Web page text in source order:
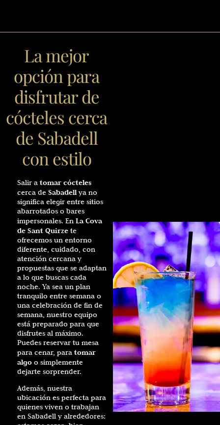
La mejor
opción para
disfrutar de
cócteles cerca
de Sabadell
con estilo
Salir a tomar cócteles
cerca de Sabadellya no
significa elegir entre sitios
abarrotados o bares
impersonales. En La Cova
de Sant Quirze te
ofrecemos un entorno
diferente, cuidado, con
atención cercana y
propuestas que se adaptan
a lo que buscas cada
noche. Ya sea un plan
tranquilo entre semana o
una celebración de fin de
semana, nuestro equipo
está preparado para que
disfrutes al máximo.
Puedes reservar tu mesa
para cenar, para tomar
algo o simplemente
dejarte sorprender.
Además, nuestra
ubicación es perfecta para
quienes viven o trabajan
en Sabadell y alrededores: